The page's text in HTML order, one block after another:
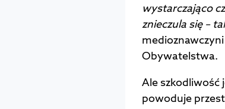
wystarczająco
znieczula się –
Obywatelstwa.
Ale szkodliwość
powoduje